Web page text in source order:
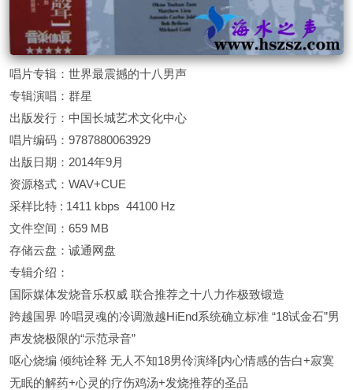
唱片专辑：世界最震撼的十八男声
专辑演唱：群星
出版发行：中国长城艺术文化中心
唱片编码：9787880063929
出版日期：2014年9月
资源格式：WAV+CUE
采样比特 : 1411 kbps 44100 Hz
文件空间：659 MB
存储云盘：诚通网盘
专辑介绍：
国际媒体发烧音乐权威 联合推荐之十八力作极致锻造
跨越国界 吟唱灵魂的冷调激越HiEnd系统确立标准 “18试金石”男
声发烧极限的“示范录音”
呕心烧编 倾纯诠释 无人不知18男伶演绎[内心情感的告白+寂寞
无眠的解药+心灵的疗伤鸡汤+发烧推荐的圣品